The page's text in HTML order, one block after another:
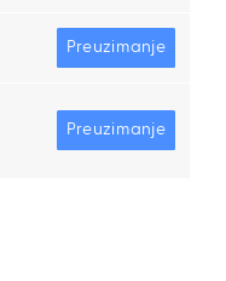
Preuzimanje
Preuzimanje